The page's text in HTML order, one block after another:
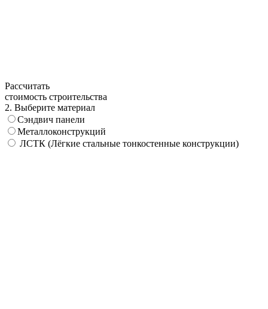
Рассчитать
стоимость строительства
2. Выберите материал
Сэндвич панели
Металлоконструкций
ЛСТК (Лёгкие стальные тонкостенные конструкции)